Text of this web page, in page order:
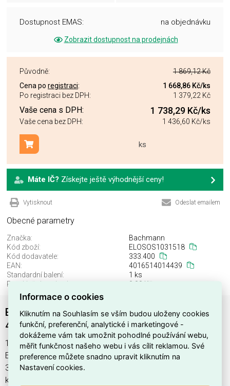
Dostupnost EMAS: na objednávku
Zobrazit dostupnost na prodejnách
Původně:
1 869,12 Kč
Cena po registraci: 1 668,86 Kč/ks
Po registraci bez DPH:
1 379,22 Kč
Vaše cena s DPH: 1 738,29 Kč/ks
Vaše cena bez DPH: 1 436,60 Kč/ks
ks
Přidat do košíku
Máte IČ? Získejte ještě výhodnější ceny!
Vytisknout Odeslat emailem
Obecné parametry
Značka:
Bachmann
Kód zboží:
ELOSOS1031518
Kód dodavatele:
333.400
EAN:
4016514014439
Standardní balení:
1 ks
Recyklační poplatek:
0,00 Kč
Bachman 333.400 19'' 1U 8xCEE7/3 1xswitch
438,5mm
19 1U 8xCEE7 / 3 1xswitch 438,5mm , výrobce Bachmann,
EAN 4016514014439, kód dodavatele 333.400. Bachman
333.400 19'' 1U 8xCEE7/3 1xswitch 438,5mm nabízíme od 1
ks. Kód EMAS 19 1U 8xCEE7 / 3 1xswitch 438,5mm je
Informace o cookies
Kliknutím na Souhlasím se vším budou uloženy cookies
funkční, preferenční, analytické i marketingové -
dokážeme vám tak umožnit pohodlné používání webu,
měřit funkčnost našeho webu i vás cílit reklamou. Své
preference můžete snadno upravit kliknutím na
Nastavení cookies.